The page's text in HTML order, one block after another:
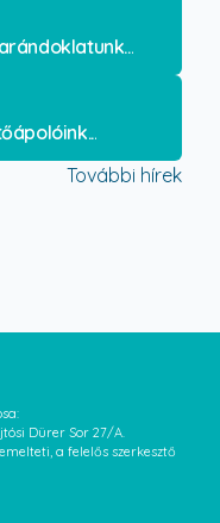
További hírek
Dürer Sor 27/A.
a felelős szerkesztő